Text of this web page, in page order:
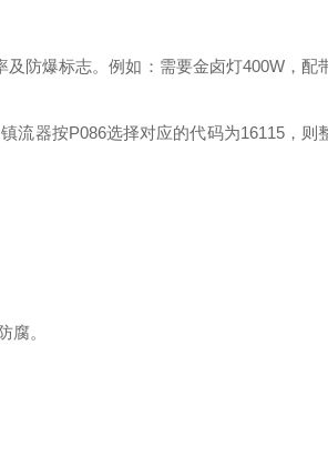
防爆标志。例如：需要金卤灯400W，配
流器按P086选择对应的代码为16115，则
腐。